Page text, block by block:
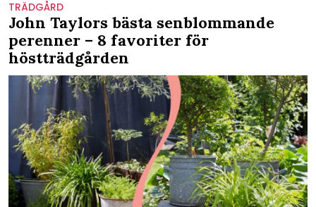
TRÄDGÅRD
John Taylors bästa senblommande
perenner – 8 favoriter för
höstträdgården